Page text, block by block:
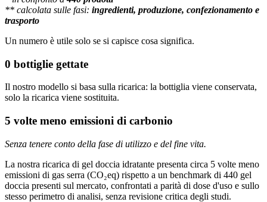
** calcolata sulle fasi: ingredienti, produzione, confezionamento e
trasporto
Un numero è utile solo se si capisce cosa significa.
0 bottiglie gettate
Il nostro modello si basa sulla ricarica: la bottiglia viene conservata,
solo la ricarica viene sostituita.
5 volte meno emissioni di carbonio
Senza tenere conto della fase di utilizzo e del fine vita.
La nostra ricarica di gel doccia idratante presenta circa 5 volte meno
emissioni di gas serra (CO₂eq) rispetto a un benchmark di 440 gel
doccia presenti sul mercato, confrontati a parità di dose d'uso e sullo
stesso perimetro di analisi, senza revisione critica degli studi.